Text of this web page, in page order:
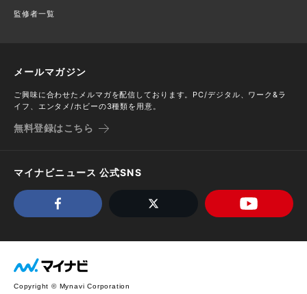
監修者一覧
メールマガジン
ご興味に合わせたメルマガを配信しております。PC/デジタル、ワーク&ラ
イフ、エンタメ/ホビーの3種類を用意。
無料登録はこちら
マイナビニュース 公式SNS
Copyright © Mynavi Corporation